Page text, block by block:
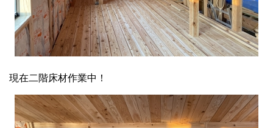
現在二階床材作業中！